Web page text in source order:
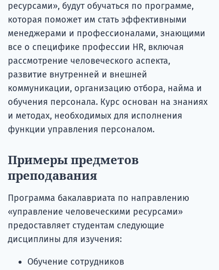
ресурсами», будут обучаться по программе,
которая поможет им стать эффективными
менеджерами и профессионалами, знающими
все о специфике профессии HR, включая
рассмотрение человеческого аспекта,
развитие внутренней и внешней
коммуникации, организацию отбора, найма и
обучения персонала. Курс основан на знаниях
и методах, необходимых для исполнения
функции управления персоналом.
Примеры предметов
преподавания
Программа бакалавриата по направлению
«управление человеческими ресурсами»
предоставляет студентам следующие
дисциплины для изучения:
Обучение сотрудников